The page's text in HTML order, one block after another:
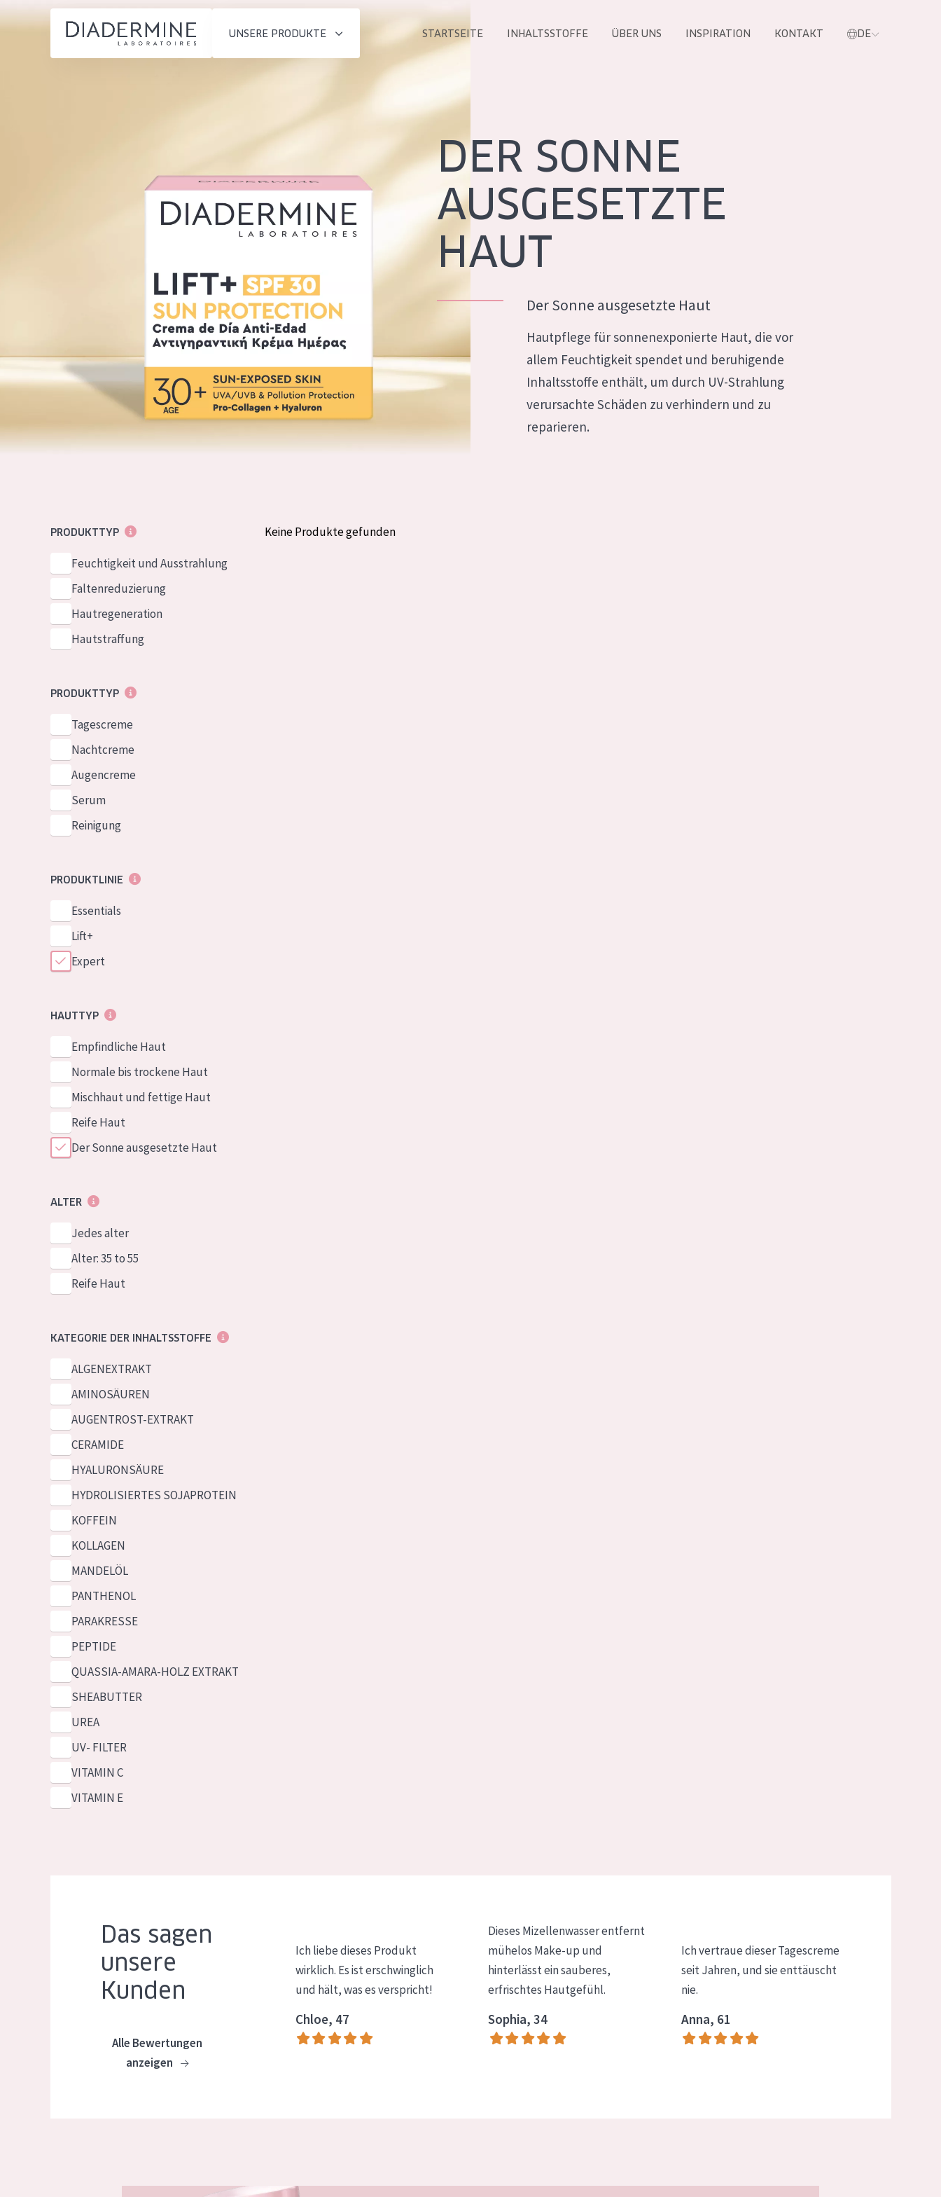
UNSERE PRODUKTE
Faltenreduzierung
Hautregeneration
Augencreme
Serum
Reinigung
PRODUKTLINIE
HAUTTYP
Empfindliche Haut
Normale bis trockene Haut
Mischhaut und fettige
Haut
Reife Haut
Der Sonne ausgesetzte
Jedes alter
STARTSEITE INHALTSSTOFFE ÜBER UNS INSPIRATION KONTAKT DE
Spanish
Greek
DER SONNE
AUSGESETZTE
HAUT
Der Sonne ausgesetzte Haut
Hautpflege für sonnenexponierte Haut, die vor
allem Feuchtigkeit spendet und beruhigende
Inhaltsstoffe enthält, um durch UV-Strahlung
verursachte Schäden zu verhindern und zu
reparieren.
PRODUKTTYP
Feuchtigkeit und Ausstrahlung
Faltenreduzierung
Hautregeneration
Hautstraffung
PRODUKTTYP
Tagescreme
Nachtcreme
Augencreme
Serum
Reinigung
PRODUKTLINIE
Essentials
Lift+
Expert
HAUTTYP
Empfindliche Haut
Normale bis trockene Haut
Mischhaut und fettige Haut
Reife Haut
Der Sonne ausgesetzte Haut
ALTER
Jedes alter
Alter: 35 to 55
Reife Haut
KATEGORIE DER INHALTSSTOFFE
ALGENEXTRAKT
AMINOSÄUREN
AUGENTROST-EXTRAKT
CERAMIDE
HYALURONSÄURE
HYDROLISIERTES SOJAPROTEIN
KOFFEIN
KOLLAGEN
MANDELÖL
PANTHENOL
PARAKRESSE
PEPTIDE
QUASSIA-AMARA-HOLZ EXTRAKT
SHEABUTTER
UREA
UV- FILTER
VITAMIN C
VITAMIN E
Keine Produkte gefunden
Das sagen
unsere
Kunden
Alle Bewertungen
anzeigen
Ich liebe dieses Produkt
wirklich. Es ist erschwinglich
und hält, was es verspricht!
Chloe, 47
Dieses Mizellenwasser entfernt
mühelos Make-up und
hinterlässt ein sauberes,
erfrischtes Hautgefühl.
Sophia, 34
Ich vertraue dieser Tagescreme
seit Jahren, und sie enttäuscht
nie.
Anna, 61